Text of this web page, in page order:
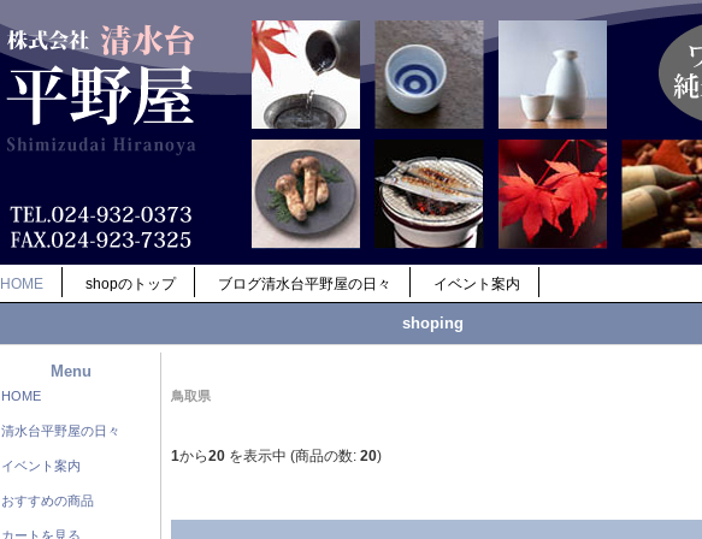
HOME shopのトップ ブログ清水台平野屋の日々 イベント案内
shoping
Menu
HOME
清水台平野屋の日々
イベント案内
おすすめの商品
カートを見る
鳥取県
1から20 を表示中 (商品の数: 20)